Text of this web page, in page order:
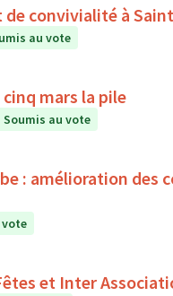
de convivialité à
au vote
mars la pile
Soumis au vote
: amélioration des
vote
et Inter